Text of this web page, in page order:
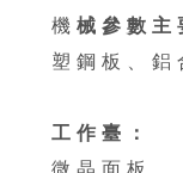
機 械參數主
塑鋼板、
工作臺：